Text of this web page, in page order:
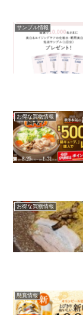
サンプル情報
お得な買物情報
お得な買物情報
懸賞情報